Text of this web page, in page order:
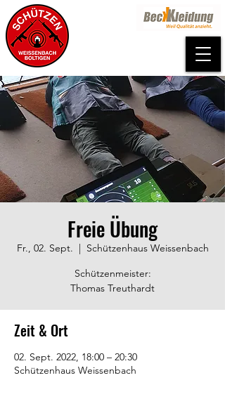
Freie Übung
Fr., 02. Sept.
  |
Schützenhaus Weissenbach
Schützenmeister:
Thomas Treuthardt
Zeit & Ort
02. Sept. 2022, 18:00 – 20:30
Schützenhaus Weissenbach